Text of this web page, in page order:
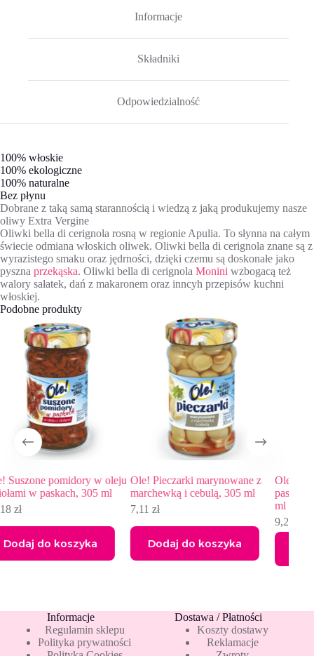
Informacje
Składniki
Odpowiedzialność
100% włoskie
100% ekologiczne
100% naturalne
Bez płynu
Dobrane z taką samą starannością i wiedzą z jaką produkujemy nasze
oliwy Extra Vergine
Oliwki bella di cerignola rosną w regionie Apulia. To słynna na całym
świecie odmiana włoskich oliwek. Oliwki bella di cerignola znane są z
wyrazistego smaku oraz jędrności, dzięki czemu są doskonałe jako
pyszna przekąska. Oliwki bella di cerignola Monini wzbogacą też
walory sałatek, dań z makaronem oraz inncyh przepisów kuchni
włoskiej.
Podobne produkty
Ole! Pieczarki marynowane z
marchewką i cebulą, 305 ml
7,11
Dodaj do koszyka
Ole! Suszone pomidory w
paskach w oleju z ziołami, 212
ml
Dodaj do koszyka
Informacje
Regulamin sklepu
Polityka prywatności
Dostawa / Płatności
Koszty dostawy
Reklamacje